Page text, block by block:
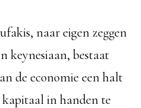
naar eigen zeggen
keynesiaan, bestaat
de economie een halt
in handen te